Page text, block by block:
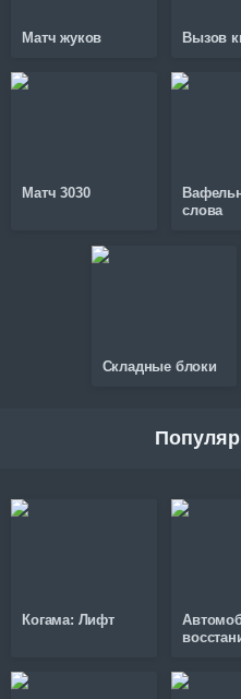
Матч жуков Вызов
Матч 3030
слова
Складные блоки
Когама: Лифт